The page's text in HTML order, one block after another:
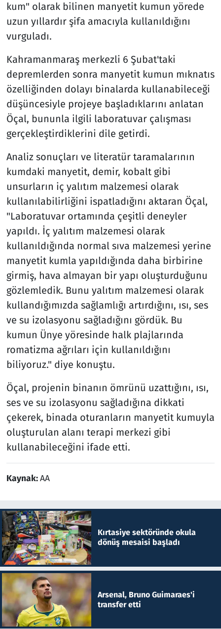
kum" olarak bilinen manyetit kumun yörede
uzun yıllardır şifa amacıyla kullanıldığını
vurguladı.
Kahramanmaraş merkezli 6 Şubat'taki
depremlerden sonra manyetit kumun mıknatıs
özelliğinden dolayı binalarda kullanabileceği
düşüncesiyle projeye başladıklarını anlatan
Öçal, bununla ilgili laboratuvar çalışması
gerçekleştirdiklerini dile getirdi.
Analiz sonuçları ve literatür taramalarının
kumdaki manyetit, demir, kobalt gibi
unsurların iç yalıtım malzemesi olarak
kullanılabilirliğini ispatladığını aktaran Öçal,
"Laboratuvar ortamında çeşitli deneyler
yapıldı. İç yalıtım malzemesi olarak
kullanıldığında normal sıva malzemesi yerine
manyetit kumla yapıldığında daha birbirine
girmiş, hava almayan bir yapı oluşturduğunu
gözlemledik. Bunu yalıtım malzemesi olarak
kullandığımızda sağlamlığı artırdığını, ısı, ses
ve su izolasyonu sağladığını gördük. Bu
kumun Ünye yöresinde halk plajlarında
romatizma ağrıları için kullanıldığını
biliyoruz." diye konuştu.
Öçal, projenin binanın ömrünü uzattığını, ısı,
ses ve su izolasyonu sağladığına dikkati
çekerek, binada oturanların manyetit kumuyla
oluşturulan alanı terapi merkezi gibi
kullanabileceğini ifade etti.
Kaynak:AA
Kırtasiye sektöründe okula
dönüş mesaisi başladı
Arsenal, Bruno Guimaraes'i
transfer etti